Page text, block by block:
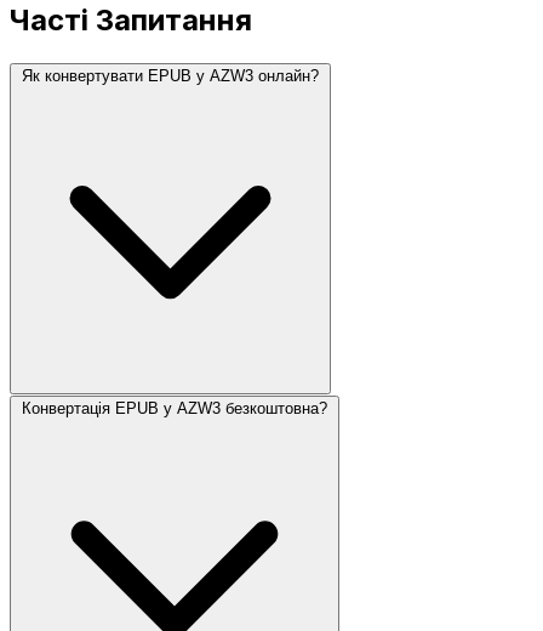
Часті Запитання
Як конвертувати EPUB у AZW3 онлайн?
Конвертація EPUB у AZW3 безкоштовна?